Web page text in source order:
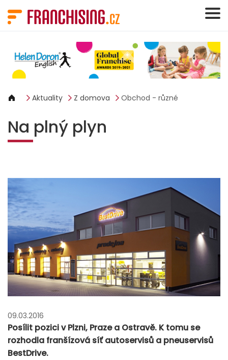
Aktuality Z domova Obchod - různé
Na plný plyn
09.03.2016
Posílit pozici v Plzni, Praze a Ostravě. K tomu se
rozhodla franšízová síť autoservisů a pneuservisů
BestDrive.